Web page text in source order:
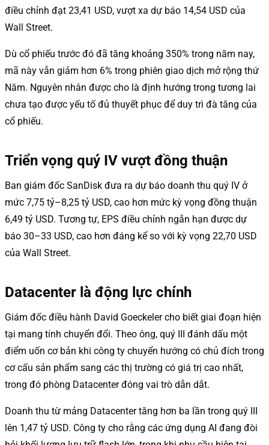
điều chỉnh đạt 23,41 USD, vượt xa dự báo 14,54 USD của
Wall Street.
Dù cổ phiếu trước đó đã tăng khoảng 350% trong năm nay,
mã này vẫn giảm hơn 6% trong phiên giao dịch mở rộng thứ
Năm. Nguyên nhân được cho là định hướng trong tương lai
chưa tạo được yếu tố đủ thuyết phục để duy trì đà tăng của
cổ phiếu.
Triển vọng quý IV vượt đồng thuận
Ban giám đốc SanDisk đưa ra dự báo doanh thu quý IV ở
mức 7,75 tỷ–8,25 tỷ USD, cao hơn mức kỳ vọng đồng thuận
6,49 tỷ USD. Tương tự, EPS điều chỉnh ngắn hạn được dự
báo 30–33 USD, cao hơn đáng kể so với kỳ vọng 22,70 USD
của Wall Street.
Datacenter là động lực chính
Giám đốc điều hành David Goeckeler cho biết giai đoạn hiện
tại mang tính chuyển đổi. Theo ông, quý III đánh dấu một
điểm uốn cơ bản khi công ty chuyển hướng có chủ đích trong
cơ cấu sản phẩm sang các thị trường có giá trị cao nhất,
trong đó phòng Datacenter đóng vai trò dẫn dắt.
Doanh thu từ mảng Datacenter tăng hơn ba lần trong quý III
lên 1,47 tỷ USD. Công ty cho rằng các ứng dụng AI đang đòi